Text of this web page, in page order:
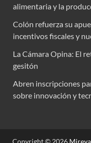
alimentaria y la
Colón refuerza su
incentivos fiscales y
La Cámara Opina: El
gesitón
Abren inscripciones
sobre innovación y
Copyright © 2026